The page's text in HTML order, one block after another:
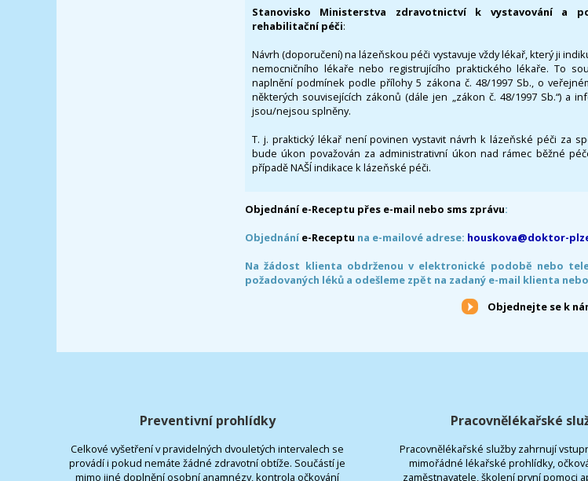
Stanovisko Ministerstva zdravotnictví k vystavování a
rehabilitační péči:
Návrh (doporučení) na lázeňskou péči vystavuje vždy lékař, který ji
nemocničního lékaře nebo registrujícího praktického lékaře. To
naplnění podmínek podle přílohy 5 zákona č. 48/1997 Sb., o
některých souvisejících zákonů (dále jen „zákon č. 48/1997 Sb.“) a
jsou/nejsou splněny.
T. j. praktický lékař není povinen vystavit návrh k lázeňské péči za
bude úkon považován za administrativní úkon nad rámec běžné
případě NAŠÍ indikace k lázeňské péči.
Objednání e-Receptu přes e-mail nebo sms zprávu:
Objednáníe-Receptu na e-mailové adrese: houskova@doktor-
Na žádost klienta obdrženou v elektronické podobě nebo
požadovaných léků a odešleme zpět na zadaný e-mail klienta
Objednejte se k
Preventivní prohlídky
Celkové vyšetření v pravidelných dvouletých intervalech se
provádí i pokud nemáte žádné zdravotní obtíže. Součástí je
mimo jiné doplnění osobní anamnézy, kontrola očkování
Pracovnělékařské
Pracovnělékařské služby zahrnují
mimořádné lékařské prohlídky,
zaměstnavatele, školení první pomoci